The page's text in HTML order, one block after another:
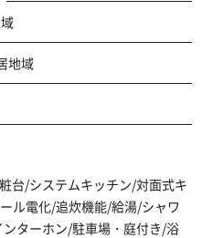
地域
台/システムキッチン/対面式キ
ル電化/追炊機能/給湯/シャワ
ターホン/駐車場・庭付き/浴